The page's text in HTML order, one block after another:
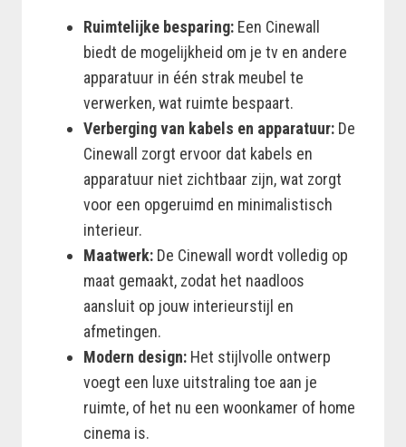
Ruimtelijke besparing: Een Cinewall
biedt de mogelijkheid om je tv en andere
apparatuur in één strak meubel te
verwerken, wat ruimte bespaart.
Verberging van kabels en apparatuur: De
Cinewall zorgt ervoor dat kabels en
apparatuur niet zichtbaar zijn, wat zorgt
voor een opgeruimd en minimalistisch
interieur.
Maatwerk: De Cinewall wordt volledig op
maat gemaakt, zodat het naadloos
aansluit op jouw interieurstijl en
afmetingen.
Modern design: Het stijlvolle ontwerp
voegt een luxe uitstraling toe aan je
ruimte, of het nu een woonkamer of home
cinema is.